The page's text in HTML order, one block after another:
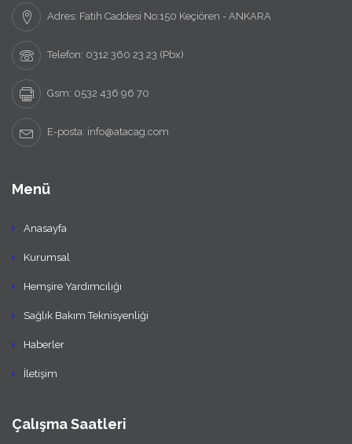
Adres: Fatih Caddesi No:150 Keçiören - ANKARA
Telefon: 0312 360 23 23 (Pbx)
Gsm: 0532 436 96 70
E-posta: info@atacag.com
Menü
Anasayfa
Kurumsal
Hemşire Yardımcılığı
Sağlık Bakım Teknisyenliği
Haberler
İletişim
Çalışma Saatleri